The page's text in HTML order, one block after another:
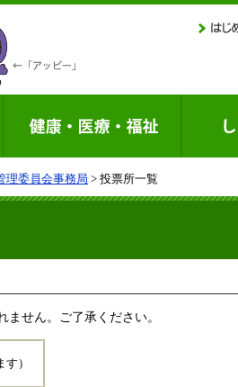
理委員会事務局 > 投票所一覧
ません。ご了承ください。
）